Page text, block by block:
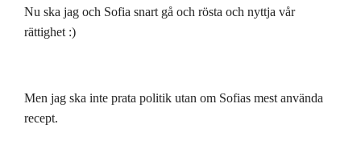
Nu ska jag och Sofia snart gå och rösta och nyttja vår
rättighet :)
Men jag ska inte prata politik utan om Sofias mest använda
recept.